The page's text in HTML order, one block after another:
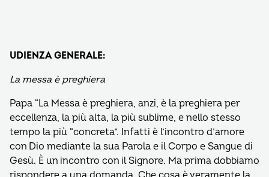
UDIENZA GENERALE:
La messa è preghiera
Papa “La Messa è preghiera, anzi, è la preghiera per
eccellenza, la più alta, la più sublime, e nello stesso
tempo la più “concreta”. Infatti è l’incontro d’amore
con Dio mediante la sua Parola e il Corpo e Sangue di
Gesù. È un incontro con il Signore. Ma prima dobbiamo